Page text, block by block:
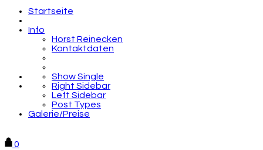
Startseite
Info
Horst Reinecken
Kontaktdaten
Show Single
Right Sidebar
Left Sidebar
Post Types
Galerie/Preise
0